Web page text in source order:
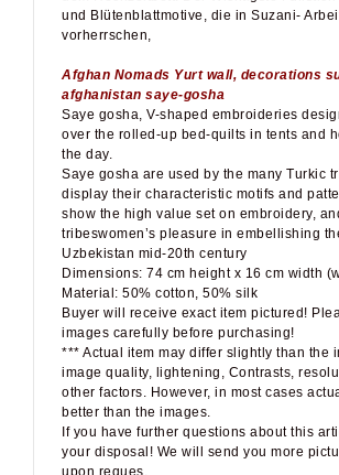
vorherrschen,
afghanistan saye-gosha
Saye gosha, V-shaped embroideries
over the rolled-up bed-quilts in tents and
the day.
Saye gosha are used by the many Turkic
display their characteristic motifs and
show the high value set on embroidery,
tribeswomen’s pleasure in embellishing
Uzbekistan mid-20th century
Dimensions: 74 cm height x 16 cm width
Material: 50% cotton, 50% silk
Buyer will receive exact item pictured!
images carefully before purchasing!
*** Actual item may differ slightly than the
image quality, lightening, Contrasts,
other factors. However, in most cases
better than the images.
If you have further questions about this
your disposal! We will send you more
upon reques.